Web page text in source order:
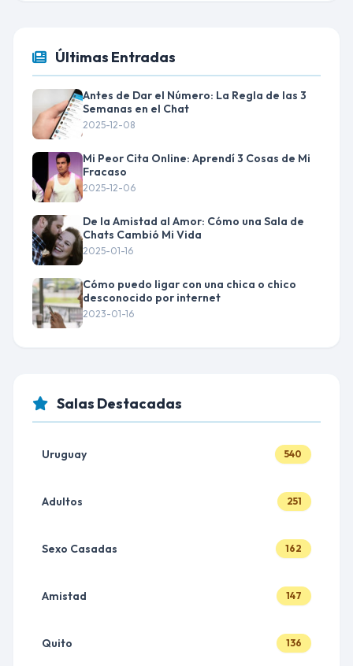
Últimas Entradas
Antes de Dar el Número: La Regla de las 3
Semanas en el Chat
2025-12-08
Mi Peor Cita Online: Aprendí 3 Cosas de Mi
Fracaso
2025-12-06
De la Amistad al Amor: Cómo una Sala de
Chats Cambió Mi Vida
2025-01-16
Cómo puedo ligar con una chica o chico
desconocido por internet
2023-01-16
Salas Destacadas
Uruguay 540
Adultos 251
Sexo Casadas 162
Amistad 147
Quito 136